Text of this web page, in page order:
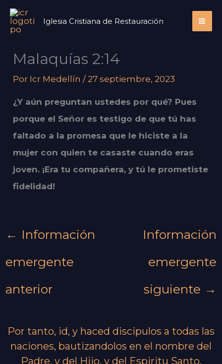
Iglesia Cristiana de Restauración
Malaquías 2:14
Por Icr Medellín/ 27 septiembre, 2023
¿Y aún preguntan ustedes por qué? Pues
porque el Señor es testigo de que tú has
faltado a la promesa que le hiciste a la
mujer con quien te casaste cuando eras
joven. ¡Era tu compañera, y tú le prometiste
fidelidad!
← Información
emergente
anterior
Información
emergente
siguiente →
Por tanto, id, y haced discipulos a todas las
naciones, bautizandolos en el nombre del
Padre, y del Hijo, y del Espiritu Santo.